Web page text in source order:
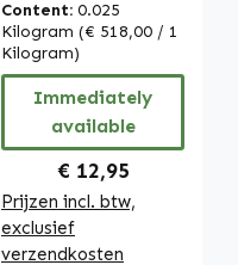
nemen - voor
huid,
celbescherming,
gezichtsvermoge
n en meer |
Warnke
Vitalstoffe
Content: 0.025
Kilogram (€ 518,00 / 1
Kilogram)
Immediately
available
Regular price:
€ 12,95
Prijzen incl. btw,
exclusief
verzendkosten